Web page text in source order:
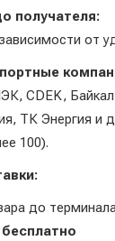
получателя:
от
CDEK,
ТК Энергия и
100).
до
бесплатно